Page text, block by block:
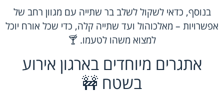
בנוסף, כדאי לשקול לשלב בר שתייה עם מגוון רחב של
אפשרויות – מאלכוהול ועד שתייה קלה, כדי שכל אורח יוכל
למצוא משהו לטעמו. 🍸
אתגרים מיוחדים בארגון אירוע
בשטח 🚧